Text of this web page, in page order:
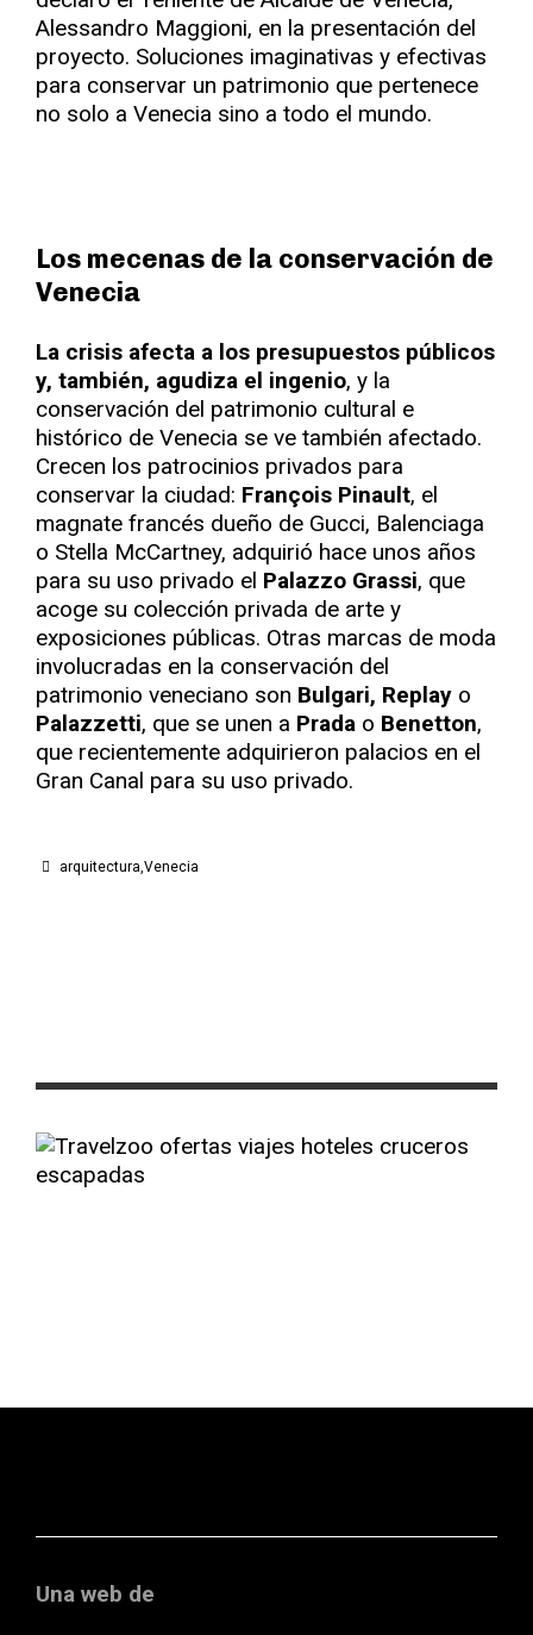
Alessandro Maggioni, en la presentación del
proyecto. Soluciones imaginativas y efectivas
para conservar un patrimonio que pertenece
no solo a Venecia sino a todo el mundo.
Los mecenas de la conservación de
Venecia
La crisis afecta a los presupuestos públicos
y, también, agudiza el ingenio, y la
conservación del patrimonio cultural e
histórico de Venecia se ve también afectado.
Crecen los patrocinios privados para
conservar la ciudad: François Pinault, el
magnate francés dueño de Gucci, Balenciaga
o Stella McCartney, adquirió hace unos años
para su uso privado el Palazzo Grassi, que
acoge su colección privada de arte y
exposiciones públicas. Otras marcas de moda
involucradas en la conservación del
patrimonio veneciano son Bulgari, Replay o
Palazzetti, que se unen a Prada o Benetton,
que recientemente adquirieron palacios en el
Gran Canal para su uso privado.
arquitectura Venecia
Una web de